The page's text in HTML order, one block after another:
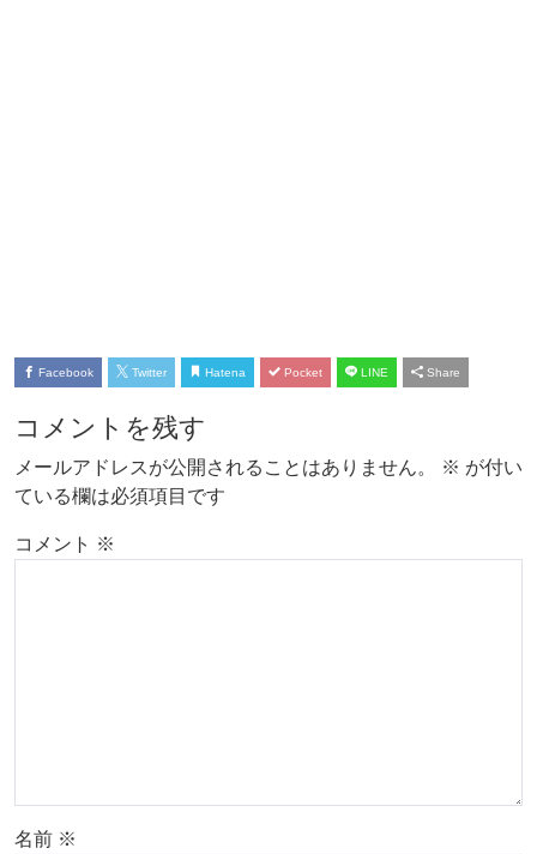
Facebook Twitter Hatena Pocket LINE Share
コメントを残す
メールアドレスが公開されることはありません。 ※ が付い
ている欄は必須項目です
コメント ※
名前 ※